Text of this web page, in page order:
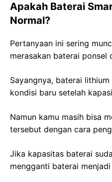
Apakah Baterai
Normal?
Pertanyaan ini sering
merasakan baterai ponsel
Sayangnya, baterai
kondisi baru setelah
Namun kamu masih bisa
tersebut dengan cara
Jika kapasitas baterai
mengganti baterai